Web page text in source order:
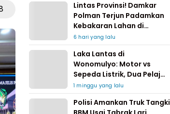
Lintas Provinsi! Damkar
Polman Terjun Padamkan
Kebakaran Lahan di
Pinrang
6 hari yang lalu
Laka Lantas di
Wonomulyo: Motor vs
Sepeda Listrik, Dua Pelajar
Dilarikan ke Rumah Sakit
1 minggu yang lalu
Polisi Amankan Truk Tangki